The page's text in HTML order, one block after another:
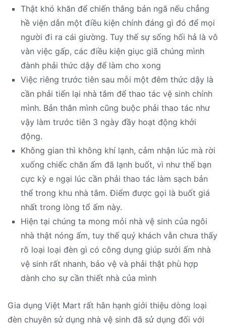
Thật khó khăn để chiến thắng bản ngã nếu chẳng
hề viện dẫn một điều kiện chính đáng gì đó để mọi
người đi ra cái giường. Tuy thế sự sống hối hả là vô
vàn việc gấp, các điều kiện giục giã chúng mình
đành phải thức dậy để làm cho xong
Việc riêng trước tiên sau mỗi một đêm thức dậy là
cần phải tiến lại nhà tắm để thao tác vệ sinh chính
mình. Bản thân mình cũng buộc phải thao tác như
vậy làm trước tiên 3 ngày đầy hoạt động khởi
động.
Không gian thì không khí lạnh, cảm nhận lúc mà rời
xuống chiếc chăn ấm đã lạnh buốt, vì như thế bạn
cực kỳ e ngại lúc cần phải thao tác làm sạch bản
thể trong khu nhà tắm. Điểm được gọi là buốt giá
nhất trong lòng tổ ấm này.
Hiện tại chúng ta mong mỏi nhà vệ sinh của ngôi
nhà thật nóng ấm, tuy thế quý khách vẫn chưa thấy
rõ loại loại đèn gì có công dụng giúp sưởi ấm nhà
vệ sinh rất nhanh, bảo vệ và phải thật phù hợp
dành cho sự cần thiết nhà của mình
Gia dụng Việt Mart rất hân hạnh giới thiệu dòng loại
đèn chuyên sử dụng nhà vệ sinh đã sử dụng đối với